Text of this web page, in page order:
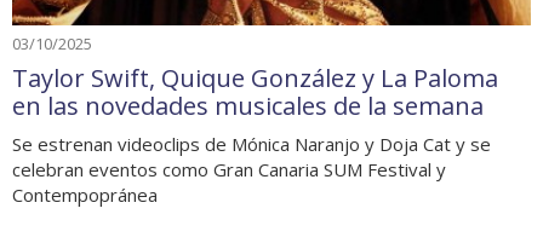
03/10/2025
Taylor Swift, Quique González y La Paloma
en las novedades musicales de la semana
Se estrenan videoclips de Mónica Naranjo y Doja Cat y se
celebran eventos como Gran Canaria SUM Festival y
Contempopránea